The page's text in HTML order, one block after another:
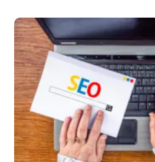
R
G
E
T
I
N
G
A